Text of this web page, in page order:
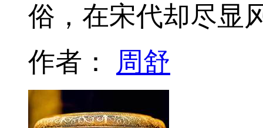
俗，在宋代却尽显
作者： 周舒